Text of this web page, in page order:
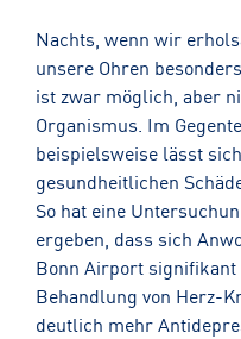
Nachts, wenn wir
unsere Ohren
ist zwar möglich, aber
Organismus. Im
beispielsweise lässt
gesundheitlichen
So hat eine
ergeben, dass sich
Bonn Airport
Behandlung von Herz-
deutlich mehr